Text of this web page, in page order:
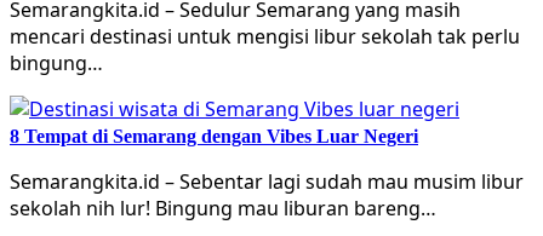
Semarangkita.id – Sedulur Semarang yang masih
mencari destinasi untuk mengisi libur sekolah tak perlu
bingung…
8 Tempat di Semarang dengan Vibes Luar Negeri
Semarangkita.id – Sebentar lagi sudah mau musim libur
sekolah nih lur! Bingung mau liburan bareng…